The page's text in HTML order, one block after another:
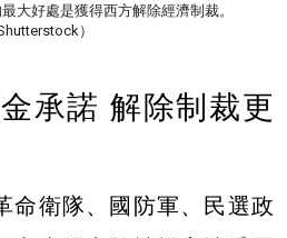
大好處是獲得西方解除經濟制裁。
Shutterstock）
承諾 解除制裁更
命衛隊、國防軍、民選政